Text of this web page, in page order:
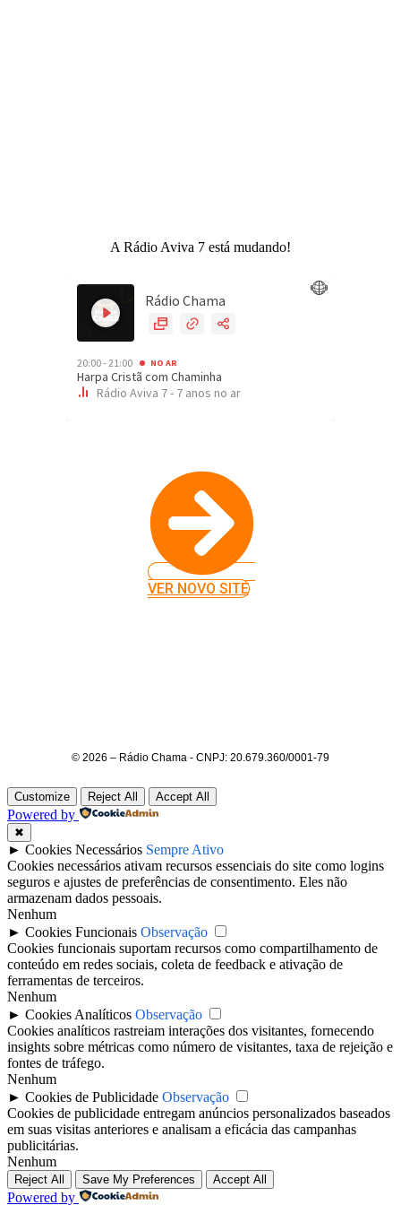
A Rádio Aviva 7 está mudando!
VER NOVO SITE
© 2026 – Rádio Chama - CNPJ: 20.679.360/0001-79
Customize Reject All Accept All
Powered by
✖
► Cookies Necessários Sempre Ativo
Cookies necessários ativam recursos essenciais do site como logins
seguros e ajustes de preferências de consentimento. Eles não
armazenam dados pessoais.
Nenhum
► Cookies Funcionais Observação
Cookies funcionais suportam recursos como compartilhamento de
conteúdo em redes sociais, coleta de feedback e ativação de
ferramentas de terceiros.
Nenhum
► Cookies Analíticos Observação
Cookies analíticos rastreiam interações dos visitantes, fornecendo
insights sobre métricas como número de visitantes, taxa de rejeição e
fontes de tráfego.
Nenhum
► Cookies de Publicidade Observação
Cookies de publicidade entregam anúncios personalizados baseados
em suas visitas anteriores e analisam a eficácia das campanhas
publicitárias.
Nenhum
Reject All Save My Preferences Accept All
Powered by